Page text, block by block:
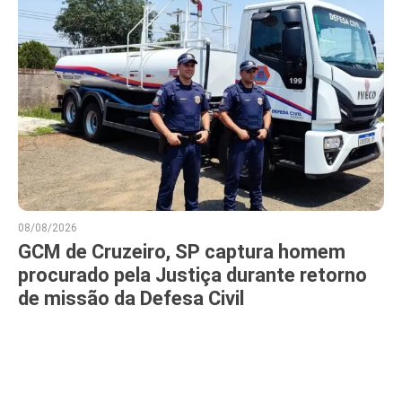
08/08/2026
GCM de Cruzeiro, SP captura homem
procurado pela Justiça durante retorno
de missão da Defesa Civil